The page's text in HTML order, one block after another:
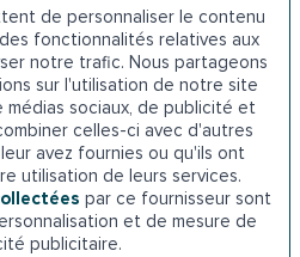
de personnaliser le contenu
fonctionnalités relatives aux
notre trafic. Nous partageons
sur l'utilisation de notre site
sociaux, de publicité et
celles-ci avec d'autres
avez fournies ou qu'ils ont
utilisation de leurs services.
par ce fournisseur sont
et de mesure de
publicitaire.
Auxerre